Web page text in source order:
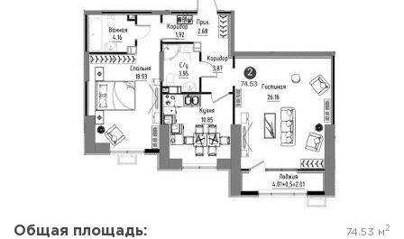
Общая площадь: 74.53 м 2
Да, удалить Отмена